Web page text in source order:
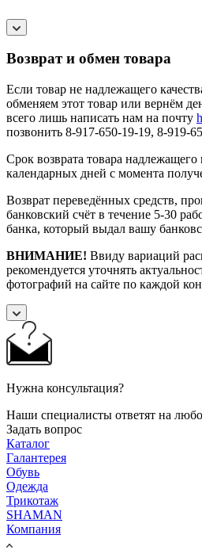
Возврат и обмен товара
Если товар не надлежащего
обменяем этот товар или вернём
всего лишь написать нам на почту
позвонить 8-917-650-19-19, 8-919-
Срок возврата товара надлежащего
календарных дней с момента
Возврат переведённых средств,
банковский счёт в течение 5-30
банка, который выдал вашу
ВНИМАНИЕ! Ввиду вариаций
рекомендуется уточнять
фотографий на сайте по каждой
Нужна консультация?
Наши специалисты ответят на
Задать вопрос
Каталог
Галантерея
Обувь
Одежда
Трикотаж
SHAMAN
Компания